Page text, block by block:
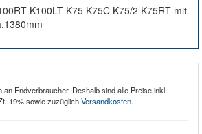
K100LT K75 K75C K75/2 K75RT mit
Endverbraucher. Deshalb sind alle Preise inkl.
19% sowie zuzüglichVersandkosten.